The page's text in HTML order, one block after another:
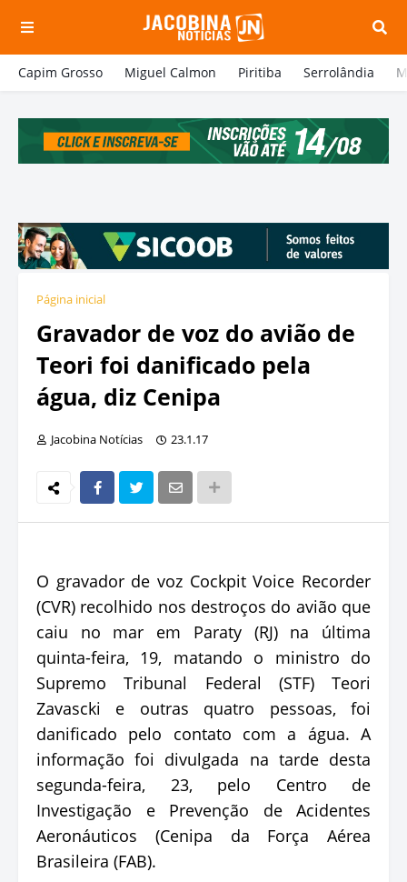
Capim Grosso Miguel Calmon Piritiba Serrolândia
Página inicial
Gravador de voz do avião de
Teori foi danificado pela
água, diz Cenipa
Jacobina Notícias 23.1.17
O gravador de voz Cockpit Voice Recorder
(CVR) recolhido nos destroços do avião que
caiu no mar em Paraty (RJ) na última
quinta-feira, 19, matando o ministro do
Supremo Tribunal Federal (STF) Teori
Zavascki e outras quatro pessoas, foi
danificado pelo contato com a água. A
informação foi divulgada na tarde desta
segunda-feira, 23, pelo Centro de
Investigação e Prevenção de Acidentes
Aeronáuticos (Cenipa da Força Aérea
Brasileira (FAB).